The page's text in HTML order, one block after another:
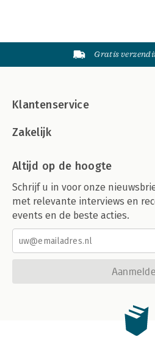
Gratis
Klantenservice
Zakelijk
Altijd op de hoogte
Schrijf u in voor onze
met relevante interviews en
events en de beste acties.